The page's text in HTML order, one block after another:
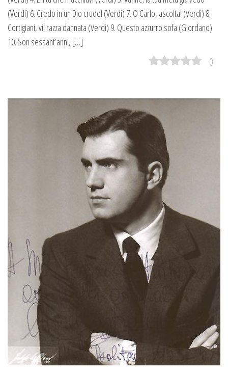
(Verdi) 6. Credo in un Dio crudel (Verdi) 7. O Carlo, ascolta! (Verdi) 8.
Cortigiani, vil razza dannata (Verdi) 9. Questo azzurro sofа (Giordano)
10. Son sessant’anni, […]
0